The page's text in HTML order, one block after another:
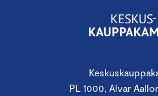
PL 1000, Alvar